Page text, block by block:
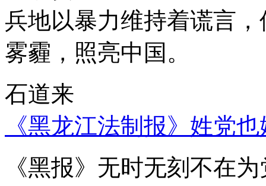
兵地以暴力维持着谎言
雾霾，照亮中国。
石道来
《黑龙江法制报》姓党
《黑报》无时无刻不在